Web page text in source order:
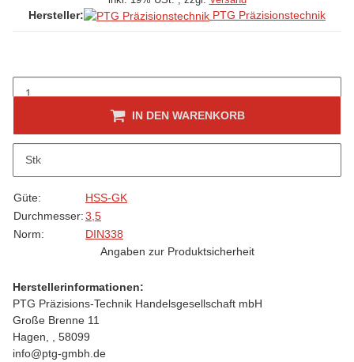
Hersteller: PTG Präzisionstechnik
Stk
IN DEN WARENKORB
folgt
Produkteigenschaft
Wert
Güte:
HSS-GK
Durchmesser:3,5
Norm:
DIN338
Angaben zur Produktsicherheit
Herstellerinformationen:
PTG Präzisions-Technik Handelsgesellschaft mbH
Große Brenne 11
Hagen, , 58099
info@ptg-gmbh.de